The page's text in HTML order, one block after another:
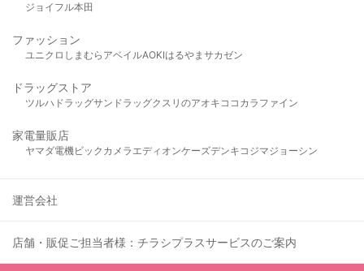
ジョイフル本田
ファッション
ユニクロ しまむら アベイルAOKIはるやま サカゼン
ドラッグストア
ツルハドラッグサンドラッグクスリのアオキ ココカラファイン
家電量販店
ヤマダ電機ビックカメラ エディオンケーズデンキ コジマジョーシン
運営会社
店舗・販促ご担当者様：チラシプラスサービスのご案内